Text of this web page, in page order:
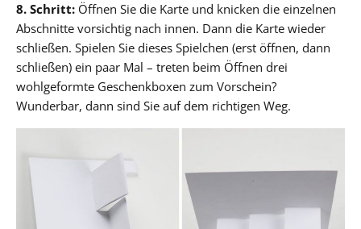
8. Schritt: Öffnen Sie die Karte und knicken die einzelnen
Abschnitte vorsichtig nach innen. Dann die Karte wieder
schließen. Spielen Sie dieses Spielchen (erst öffnen, dann
schließen) ein paar Mal – treten beim Öffnen drei
wohlgeformte Geschenkboxen zum Vorschein?
Wunderbar, dann sind Sie auf dem richtigen Weg.